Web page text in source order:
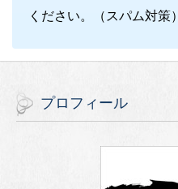
ください。（スパム対策）
プロフィール